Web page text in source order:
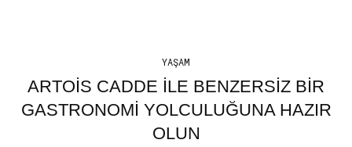
YAŞAM
ARTOIS CADDE ILE BENZERSIZ BIR
GASTRONOMI YOLCULUĞUNA HAZIR
OLUN